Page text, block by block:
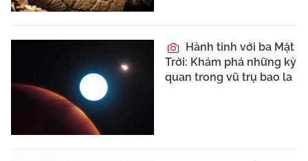
Hành tinh với ba Mặt
Trời: Khám phá những kỳ
quan trong vũ trụ bao la